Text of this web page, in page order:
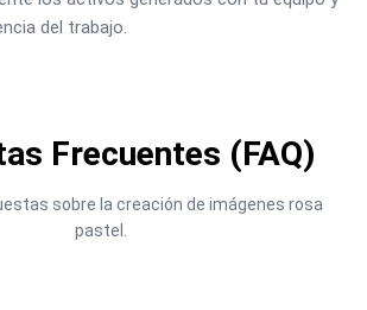
del trabajo.
Frecuentes (FAQ)
sobre la creación de imágenes rosa
pastel.